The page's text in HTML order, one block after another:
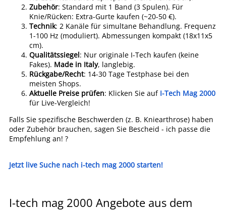
Zubehör: Standard mit 1 Band (3 Spulen). Für
Knie/Rücken: Extra-Gurte kaufen (~20-50 €).
Technik: 2 Kanäle für simultane Behandlung. Frequenz
1-100 Hz (moduliert). Abmessungen kompakt (18x11x5
cm).
Qualitätssiegel: Nur originale I-Tech kaufen (keine
Fakes). Made in Italy, langlebig.
Rückgabe/Recht: 14-30 Tage Testphase bei den
meisten Shops.
Aktuelle Preise prüfen: Klicken Sie auf I-Tech Mag 2000
für Live-Vergleich!
Falls Sie spezifische Beschwerden (z. B. Kniearthrose) haben
oder Zubehör brauchen, sagen Sie Bescheid - ich passe die
Empfehlung an! ?
Jetzt live Suche nach i-tech mag 2000 starten!
I-tech mag 2000 Angebote aus dem